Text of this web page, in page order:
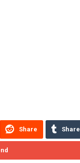
Share Share